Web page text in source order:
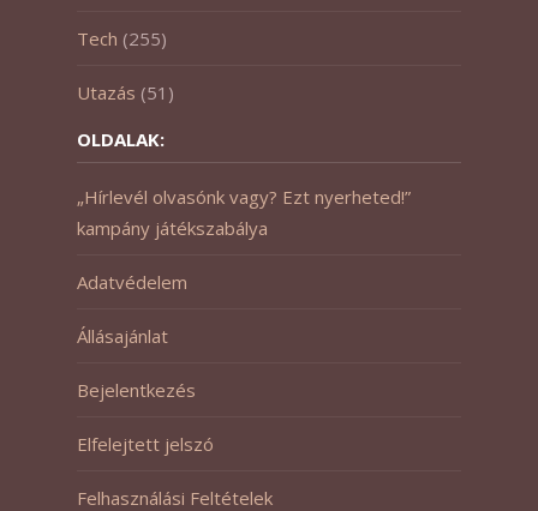
Tech (255)
Utazás (51)
OLDALAK:
„Hírlevél olvasónk vagy? Ezt nyerheted!”
kampány játékszabálya
Adatvédelem
Állásajánlat
Bejelentkezés
Elfelejtett jelszó
Felhasználási Feltételek